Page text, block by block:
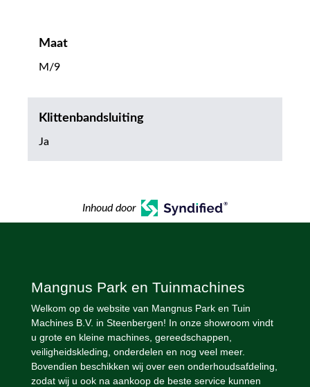
Maat
M/9
Klittenbandsluiting
Ja
Inhoud door
Mangnus Park en Tuinmachines
Welkom op de website van Mangnus Park en Tuin
Machines B.V. in Steenbergen! In onze showroom vindt
u grote en kleine machines, gereedschappen,
veiligheidskleding, onderdelen en nog veel meer.
Bovendien beschikken wij over een onderhoudsafdeling,
zodat wij u ook na aankoop de beste service kunnen